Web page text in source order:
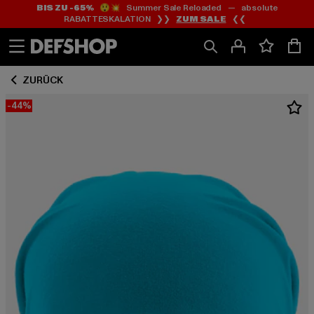
Zum
Inhalt
springen
Zum
Fußzeile
springen
BIS ZU -65%😲💥 Summer Sale Reloaded — absolute
RABATTESKALATION ❯❯ ZUM SALE ❮❮
ZURÜCK
-44%